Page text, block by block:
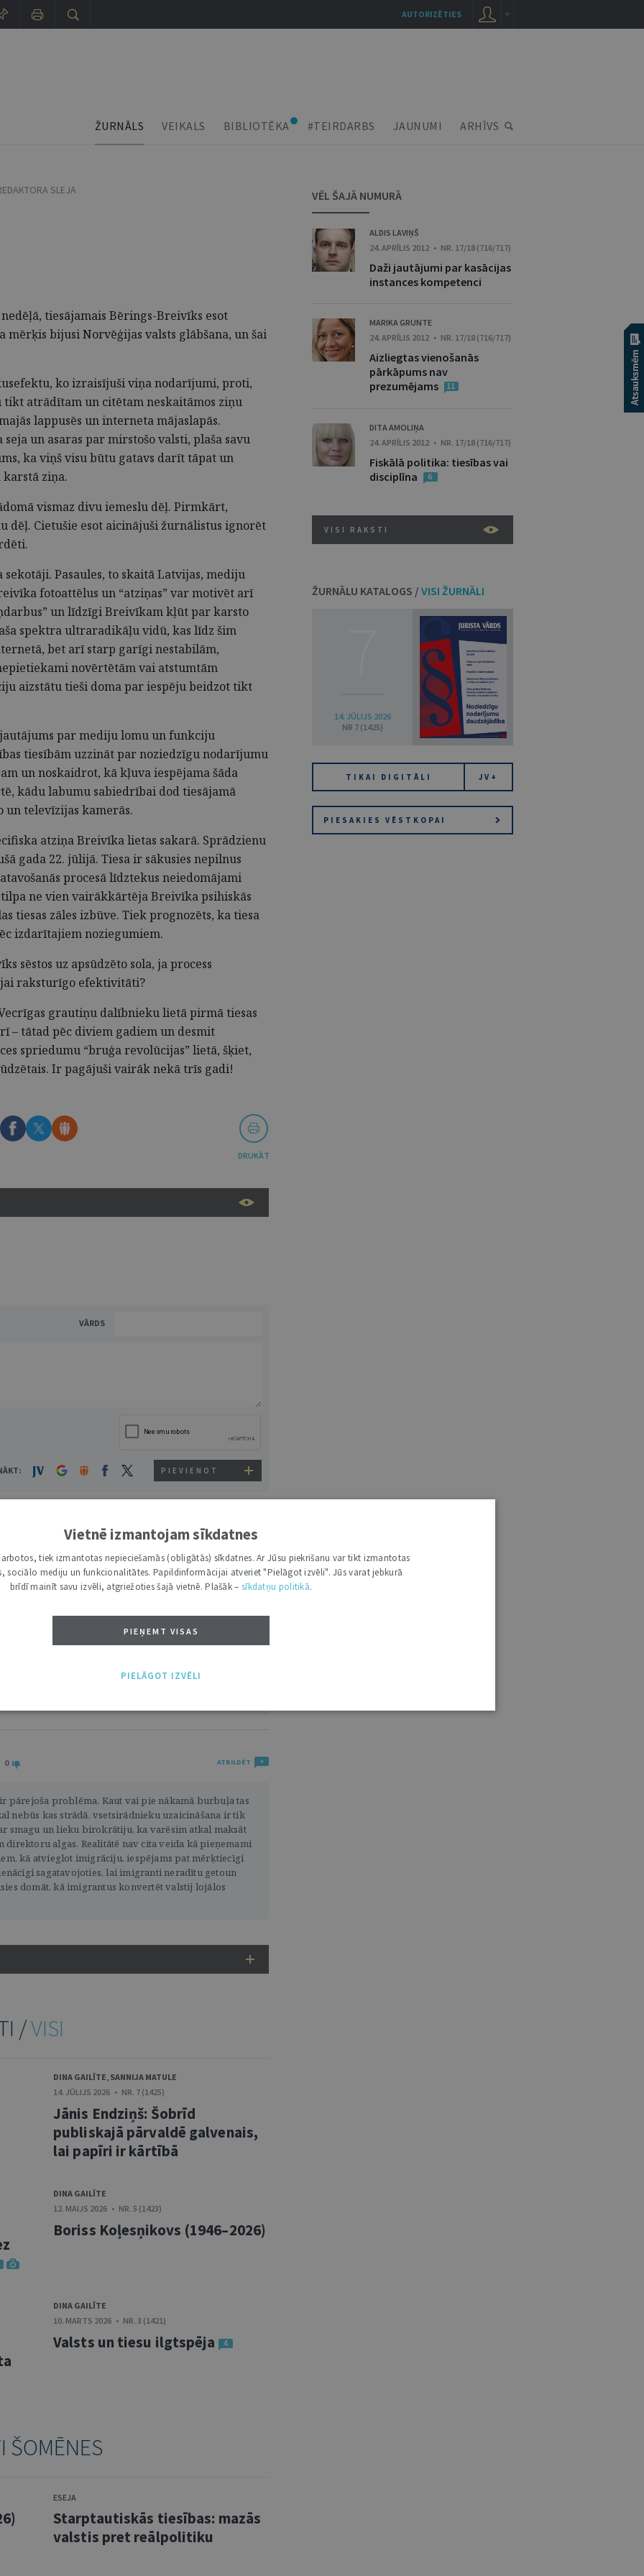
ŽURNĀLS VEIKALS BIBLIOTĒKA #TEIRDARBS JAUNUMI ARHĪVS
SLEJA
tiesājamais Bērings-Breivīks esot
bijusi Norvēģijas valsts glābšana, un šai
ko izraisījuši viņa nodarījumi, proti,
tikt atrādītam un citētam neskaitāmos ziņu
lappusēs un interneta mājaslapās.
un asaras par mirstošo valsti, plaša savu
ka viņš visu būtu gatavs darīt tāpat un
ziņa.
vismaz divu iemeslu dēļ. Pirmkārt,
dēļ. Cietušie esot aicinājuši žurnālistus ignorēt
Pasaules, to skaitā Latvijas, mediju
fotoattēlus un “atziņas” var motivēt arī
un līdzīgi Breivīkam kļūt par karsto
spektra ultraradikāļu vidū, kas līdz šim
bet arī starp garīgi nestabilām,
novērtētām vai atstumtām
aizstātu tieši doma par iespēju beidzot tikt
par mediju lomu un funkciju
tiesībām uzzināt par noziedzīgu nodarījumu
un noskaidrot, kā kļuva iespējama šāda
kādu labumu sabiedrībai dod tiesājamā
un televīzijas kamerās.
atziņa Breivīka lietas sakarā. Sprādzienu
gada 22. jūlijā. Tiesa ir sākusies nepilnus
procesā līdztekus neiedomājami
ne vien vairākkārtēja Breivīka psihiskās
tiesas zāles izbūve. Tiek prognozēts, ka tiesa
izdarītajiem noziegumiem.
sēstos uz apsūdzēto sola, ja process
raksturīgo efektivitāti?
grautiņu dalībnieku lietā pirmā tiesas
– tātad pēc diviem gadiem un desmit
spriedumu “bruģa revolūcijas” lietā, šķiet,
Ir pagājuši vairāk nekā trīs gadi!
DRUKĀT
VĀRDS
PIEVIENOT
0 ATBILDĒT
0 ATBILDĒT
pārejoša problēma. Kaut vai pie nākamā burbuļa tas
nebūs kas strādā, vsetsirādnieku uzaicināšana ir tik
smagu un lieku birokrātiju, ka varēsim atkal maksāt
algas. Realitātē nav cita veida kā pieņemami
kā atvieglot imigrāciju, iespējams pat mērķtiecīgi
sagatavojoties, lai imigranti neradītu getoun
domāt, kā imigrantus konvertēt valstij lojālos
/VISI
DINA GAILĪTE, SANNIJA MATULE
14. JŪLIJS 2026 • NR. 7 (1425)
Jānis Endziņš: Šobrīd
publiskajā pārvaldē galvenais,
lai papīri ir kārtībā
DINA GAILĪTE
12. MAIJS 2026 • NR. 5 (1423)
Boriss Koļesņikovs (1946–2026)
DINA GAILĪTE
10. MARTS 2026 • NR. 3 (1421)
Valsts un tiesu ilgtspēja 4
ŠOMĒNES
ESEJA
Starptautiskās tiesības: mazās
valstis pret reālpolitiku
VĒL ŠAJĀ NUMURĀ
ALDIS LAVIŅŠ
24. APRĪLIS 2012 • NR. 17/18 (716/717)
Daži jautājumi par kasācijas
instances kompetenci
MARIKA GRUNTE
24. APRĪLIS 2012 • NR. 17/18 (716/717)
Aizliegtas vienošanās
pārkāpums nav
prezumējams
11
DITA AMOLIŅA
24. APRĪLIS 2012 • NR. 17/18 (716/717)
Fiskālā politika: tiesības vai
disciplīna
6
VISI RAKSTI
ŽURNĀLU KATALOGS / VISI ŽURNĀLI
14. JŪLIJS 2026
NR 7 (1425)
TIKAI DIGITĀLI JV+
PIESAKIES VĒSTKOPAI
AUTORIZĒTIES
Vietnē izmantojam sīkdatnes
tiek izmantotas nepieciešamās (obligātās) sīkdatnes. Ar Jūsu piekrišanu var tikt izmantotas
sociālo mediju un funkcionalitātes. Papildinformācijai atveriet "Pielāgot izvēli". Jūs varat jebkurā
brīdī mainīt savu izvēli, atgriežoties šajā vietnē. Plašāk – sīkdatņu politikā.
PIEŅEMT VISAS
PIELĀGOT IZVĒLI